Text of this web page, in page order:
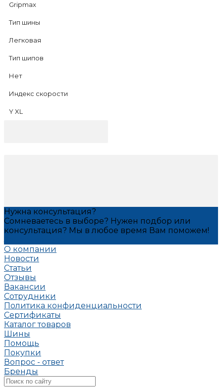
Gripmax
Тип шины
Легковая
Тип шипов
Нет
Индекс скорости
Y XL
Нужна консультация?
Сомневаетесь в выборе? Нужен подбор или
консультация? Мы в любое время Вам поможем!
О компании
Новости
Статьи
Отзывы
Вакансии
Сотрудники
Политика конфиденциальности
Сертификаты
Каталог товаров
Шины
Помощь
Покупки
Вопрос - ответ
Бренды